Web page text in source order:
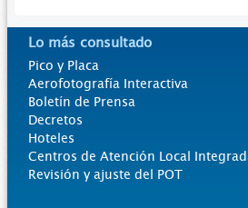
Lo más consultado
Pico y Placa
Aerofotografía Interactiva
Boletín de Prensa
Decretos
Hoteles
Centros de Atención Local
Revisión y ajuste del POT